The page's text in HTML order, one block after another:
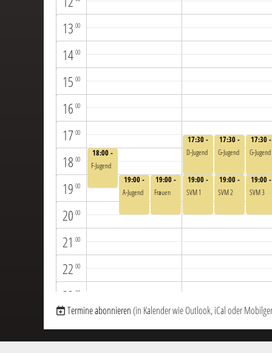
18:00 -
19:30
F-Jugend
19:00 -
20:30
A-Jugend
19:00 -
Frauen
17:30 -
19:00
D-Jugend
17:30 -
19:00
G-Jugend
17:30 -
19:00
G-Jugend
19:00 -
20:30
SVM 1
19:00 -
20:30
SVM 2
19:00 -
20:30
SVM 3
13 00
14 00
15 00
16 00
17 00
18 00
19 00
20 00
21 00
22 00
23 00
Termine abonnieren(in Kalender wie Outlook, iCal oder